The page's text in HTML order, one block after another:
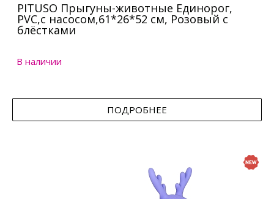
PITUSO Прыгуны-животные Единорог,
PVC,с насосом,61*26*52 см, Розовый с
блёстками
В наличии
ПОДРОБНЕЕ